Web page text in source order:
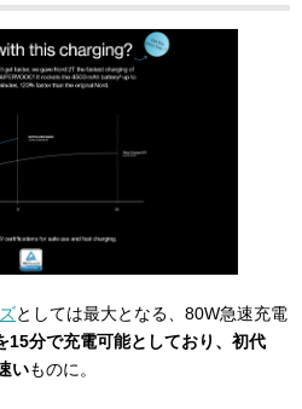
としては最大となる、80W急速充電
15分で充電可能としており、初代
いものに。